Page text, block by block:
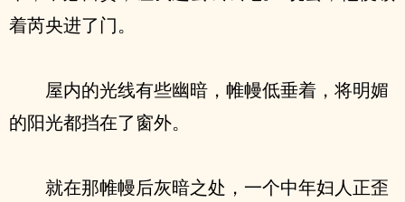
着芮央进了门。
屋内的光线有些幽暗，帷幔低垂着，将明媚
的阳光都挡在了窗外。
就在那帷幔后灰暗之处，一个中年妇人正歪